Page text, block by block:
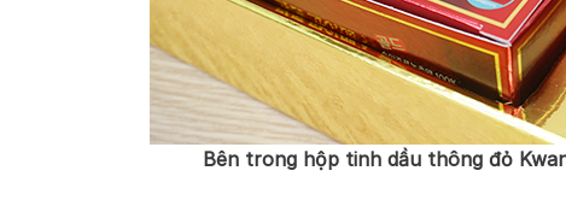
Bên trong hộp tinh dầu thông đỏ